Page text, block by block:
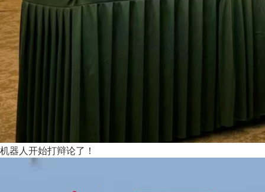
机器人开始打辩论了！